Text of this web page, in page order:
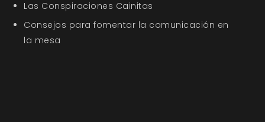
Las Conspiraciones Cainitas
Consejos para fomentar la comunicación en
la mesa